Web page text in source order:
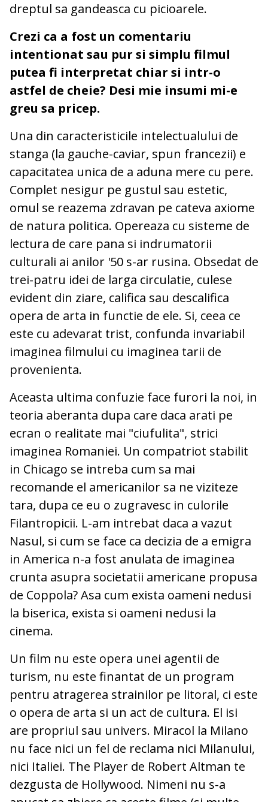
dreptul sa gandeasca cu picioarele.
Crezi ca a fost un comentariu
intentionat sau pur si simplu filmul
putea fi interpretat chiar si intr-o
astfel de cheie? Desi mie insumi mi-e
greu sa pricep.
Una din caracteristicile intelectualului de
stanga (la gauche-caviar, spun francezii) e
capacitatea unica de a aduna mere cu pere.
Complet nesigur pe gustul sau estetic,
omul se reazema zdravan pe cateva axiome
de natura politica. Opereaza cu sisteme de
lectura de care pana si indrumatorii
culturali ai anilor '50 s-ar rusina. Obsedat de
trei-patru idei de larga circulatie, culese
evident din ziare, califica sau descalifica
opera de arta in functie de ele. Si, ceea ce
este cu adevarat trist, confunda invariabil
imaginea filmului cu imaginea tarii de
provenienta.
Aceasta ultima confuzie face furori la noi, in
teoria aberanta dupa care daca arati pe
ecran o realitate mai "ciufulita", strici
imaginea Romaniei. Un compatriot stabilit
in Chicago se intreba cum sa mai
recomande el americanilor sa ne viziteze
tara, dupa ce eu o zugravesc in culorile
Filantropicii. L-am intrebat daca a vazut
Nasul, si cum se face ca decizia de a emigra
in America n-a fost anulata de imaginea
crunta asupra societatii americane propusa
de Coppola? Asa cum exista oameni nedusi
la biserica, exista si oameni nedusi la
cinema.
Un film nu este opera unei agentii de
turism, nu este finantat de un program
pentru atragerea strainilor pe litoral, ci este
o opera de arta si un act de cultura. El isi
are propriul sau univers. Miracol la Milano
nu face nici un fel de reclama nici Milanului,
nici Italiei. The Player de Robert Altman te
dezgusta de Hollywood. Nimeni nu s-a